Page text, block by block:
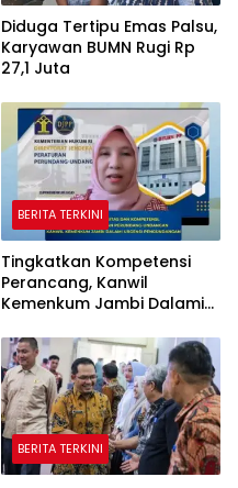
Diduga Tertipu Emas Palsu,
Karyawan BUMN Rugi Rp
27,1 Juta
BERITA TERKINI
Tingkatkan Kompetensi
Perancang, Kanwil
Kemenkum Jambi Dalami
Peraturan Perundang-
undangan
BERITA TERKINI